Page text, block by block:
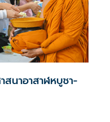
นาอาสาฬหบูชา-